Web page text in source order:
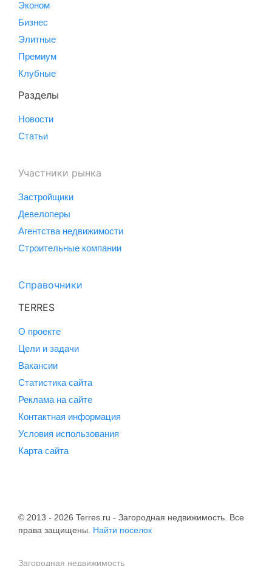
Эконом
Бизнес
Элитные
Премиум
Клубные
Разделы
Новости
Статьи
Участники рынка
Застройщики
Девелоперы
Агентства недвижимости
Строительные компании
Справочники
TERRES
О проекте
Цели и задачи
Вакансии
Статистика сайта
Реклама на сайте
Контактная информация
Условия использования
Карта сайта
© 2013 - 2026 Terres.ru - Загородная недвижимость. Все
права защищены. Найти поселок
Загородная недвижимость